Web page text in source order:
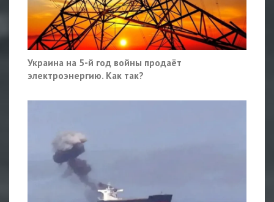
Украина на 5-й год войны продаёт
электроэнергию. Как так?